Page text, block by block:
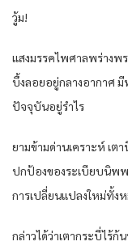
วู้ม!
แสงมรรคไพศาลพร่างพ
บึ้งลอยอยู่กลางอากาศ
ปัจจุบันอยู่รำไร
ยามข้ามด่านเคราะห์ เต
ปกป้องของระเบียบนิพพ
การเปลี่ยนแปลงใหม่ทั้ง
กล่าวได้ว่าเตากระบี่ไร้ก้